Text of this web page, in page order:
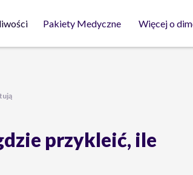
Pakiety Medyczne Więcej o
przykleić, ile